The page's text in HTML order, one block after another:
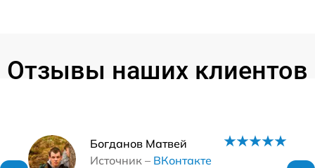
Отзывы наших клиентов
Богданов Матвей
Источник – ВКонтакте
Наши мастера